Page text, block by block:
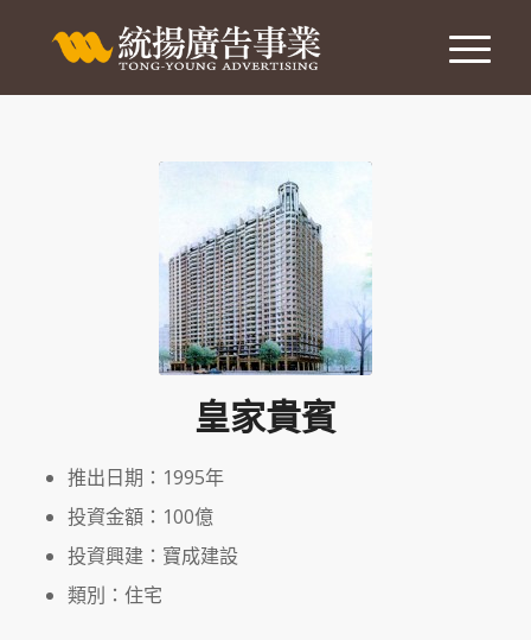
皇家貴賓
推出日期：1995年
投資金額：100億
投資興建：寶成建設
類別：住宅